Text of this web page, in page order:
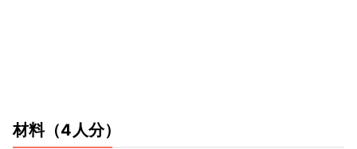
材料（4人分）